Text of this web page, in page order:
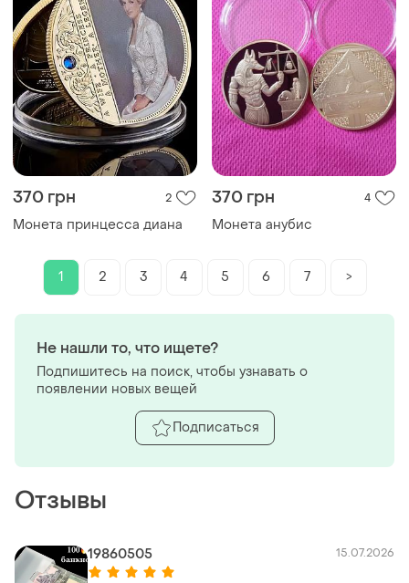
370 грн 2
Монета принцесса диана
370 грн 4
Монета анубис
1 2 3 4 5 6 7 >
Отзывы
19860505 15.07.2026
Не нашли то, что ищете?
Подпишитесь на поиск, чтобы узнавать о
появлении новых вещей
Подписаться